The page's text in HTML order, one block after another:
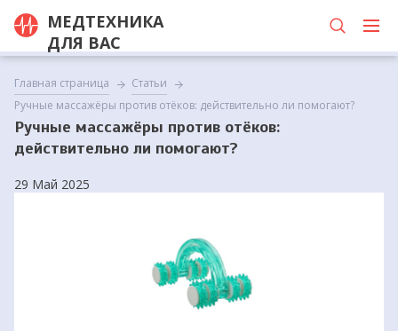
МЕДТЕХНИКА
ДЛЯ ВАС
Главная страница
Статьи
Ручные массажёры против отёков: действительно ли помогают?
Ручные массажёры против отёков:
действительно ли помогают?
29 Май 2025